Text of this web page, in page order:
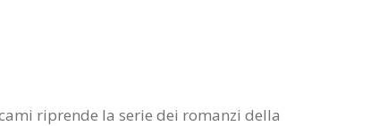
riprende la serie dei romanzi della